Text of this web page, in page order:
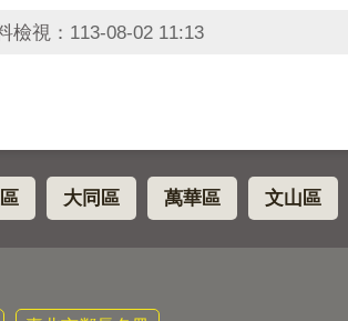
檢視： 113-08-02 11:13
大同區 萬華區 文山區